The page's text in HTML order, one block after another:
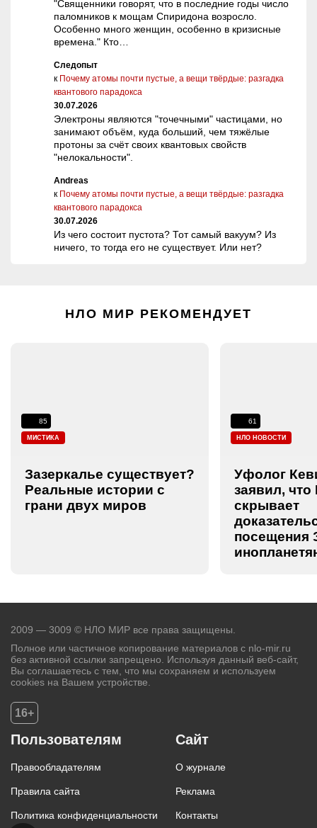
"Священники говорят, что в последние годы число
паломников к мощам Спиридона возросло.
Особенно много женщин, особенно в кризисные
времена." Кто…
Следопыт
к Почему атомы почти пустые, а вещи твёрдые: разгадка
квантового парадокса
30.07.2026
Электроны являются "точечными" частицами, но
занимают объём, куда больший, чем тяжёлые
протоны за счёт своих квантовых свойств
"нелокальности".
Andreas
к Почему атомы почти пустые, а вещи твёрдые: разгадка
квантового парадокса
30.07.2026
Из чего состоит пустота? Тот самый вакуум? Из
ничего, то тогда его не существует. Или нет?
НЛО МИР РЕКОМЕНДУЕТ
МИСТИКА
85
Зазеркалье существует?
Реальные истории с
грани двух миров
НЛО НОВОСТИ
61
Уфолог
заявил, что
скрывает
посещения
2009 — 3009 © НЛО МИР все права защищены.
Полное или частичное копирование материалов с nlo-mir.ru
без активной ссылки запрещено. Используя данный веб-сайт,
Вы соглашаетесь с тем, что мы сохраняем и используем
cookies на Вашем устройстве.
16+
Пользователям
Правообладателям
Правила сайта
Политика конфиденциальности
Сайт
О журнале
Реклама
Контакты